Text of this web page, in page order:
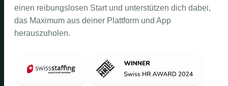
einen reibungslosen Start und unterstützen dich dabei,
das Maximum aus deiner Plattform und App
herauszuholen.